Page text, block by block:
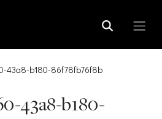
43a8-b180-86f78fb76f8b
43a8-b180-